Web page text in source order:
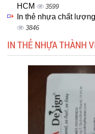
HCM
3599
In thẻ nhựa chất
3846
IN THẺ NHỰA THÀNH